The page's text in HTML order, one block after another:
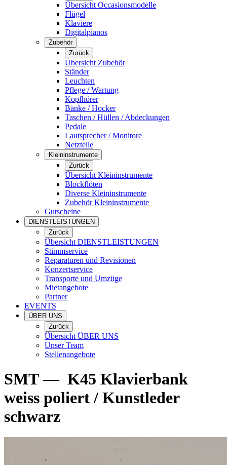
Übersicht Occasionsmodelle
Flügel
Klaviere
Digitalpianos
Zubehör
Zurück
Übersicht Zubehör
Ständer
Leuchten
Pflege / Wartung
Kopfhörer
Bänke / Hocker
Taschen / Hüllen / Abdeckungen
Pedale
Lautsprecher / Monitore
Netzteile
Kleininstrumente
Zurück
Übersicht Kleininstrumente
Blockflöten
Diverse Kleininstrumente
Zubehör Kleininstrumente
Gutscheine
DIENSTLEISTUNGEN
Zurück
Übersicht DIENSTLEISTUNGEN
Stimmservice
Reparaturen und Revisionen
Konzertservice
Transporte und Umzüge
Mietangebote
Partner
EVENTS
ÜBER UNS
Zurück
Übersicht ÜBER UNS
Unser Team
Stellenangebote
SMT— K45 Klavierbank
weiss poliert / Kunstleder
schwarz